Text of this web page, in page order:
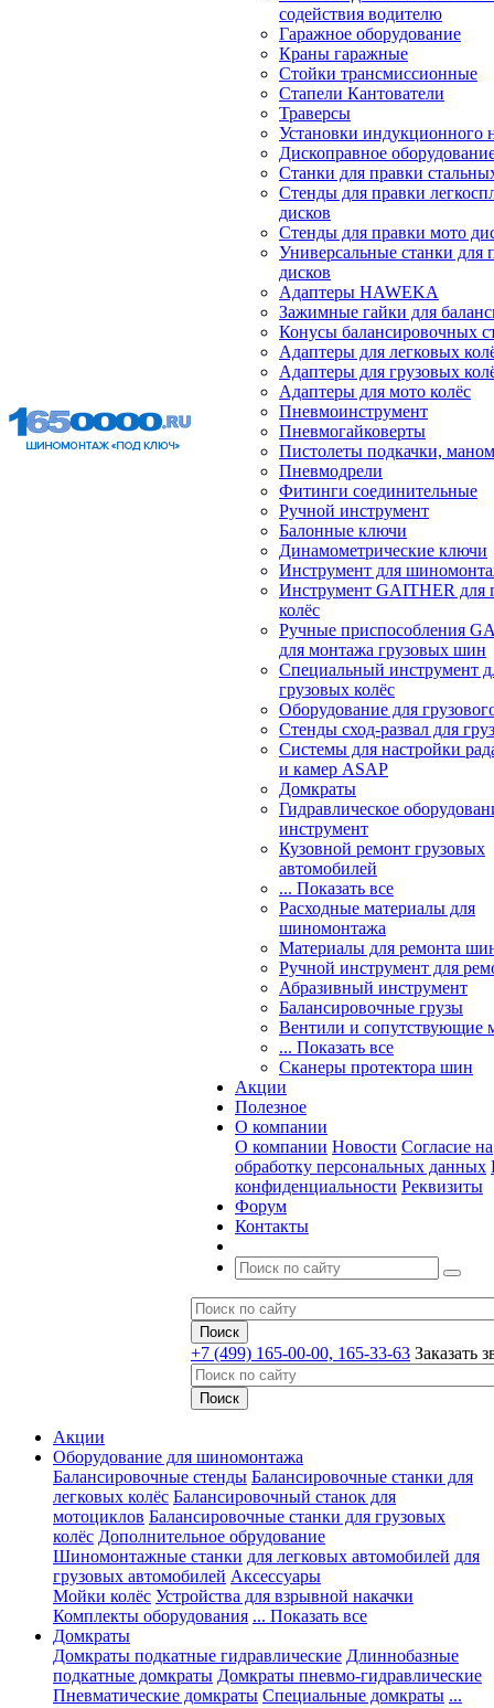
содействия водителю
Гаражное оборудование
Краны гаражные
Стойки трансмиссионные
Стапели Кантователи
Траверсы
Установки индукционного
Дископравное
Станки для правки
Стенды для правки
дисков
Стенды для правки мото
Универсальные станки для
дисков
Адаптеры HAWEKA
Зажимные гайки для
Конусы балансировочных
Адаптеры для легковых
Адаптеры для грузовых
Адаптеры для мото колёс
Пневмоинструмент
Пневмогайковерты
Пистолеты подкачки,
Пневмодрели
Фитинги соединительные
Ручной инструмент
Балонные ключи
Динамометрические ключи
Инструмент для
Инструмент GAITHER для
колёс
Ручные приспособления
для монтажа грузовых шин
Специальный инструмент
грузовых колёс
Оборудование для
Стенды сход-развал для
Системы для настройки
и камер ASAP
Домкраты
Гидравлическое
инструмент
Кузовной ремонт грузовых
автомобилей
... Показать все
Расходные материалы для
шиномонтажа
Материалы для ремонта
Ручной инструмент для
Абразивный инструмент
Балансировочные грузы
Вентили и сопутствующие
... Показать все
Сканеры протектора шин
Акции
Полезное
О компании
О компании Новости Согласие на
обработку персональных данных
конфиденциальности Реквизиты
Форум
Контакты
+7 (499) 165-00-00, 165-33-63 Заказать
Акции
Оборудование для шиномонтажа
Балансировочные стенды Балансировочные станки для
легковых колёс Балансировочный станок для
мотоциклов Балансировочные станки для грузовых
колёс Дополнительное обрудование
Шиномонтажные станки для легковых автомобилей для
грузовых автомобилей Аксессуары
Мойки колёс Устройства для взрывной накачки
Комплекты оборудования ... Показать все
Домкраты
Домкраты подкатные гидравлические Длиннобазные
подкатные домкраты Домкраты пневмо-гидравлические
Пневматические домкраты Специальные домкраты ...